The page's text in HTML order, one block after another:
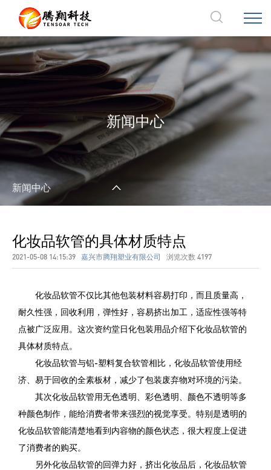
新闻中心
新闻中心
化妆品软管的具体材质特点
2021-05-08 14:15:39 嘉兴市腾翔塑业有限公司 浏览次数 4197
化妆品软管不仅比其他包装材料容易打印，而且质量高，
耐久性强，回收利用，弹性好，容易挤出加工，适应性强等特
点被广泛应用。这次资约堂日化包装用品介绍下化妆品软管的
具体材质特点。
化妆品软管与铝-塑料复合软管相比，化妆品软管使用经
济、易于回收的全素板材，减少了包装废弃物对环境的污染。
其次化妆品软管用无色透明、彩色透明、颜色不透明等多
种颜色制作，能给消费者带来强烈的视觉享受。特别是透明的
化妆品软管能清楚地看到内容物的颜色状态，很大程度上促进
了消费者的购买。
另外化妆品软管的回弹力好，挤出化妆品后，化妆品软管